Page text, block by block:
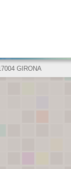
GIRONA